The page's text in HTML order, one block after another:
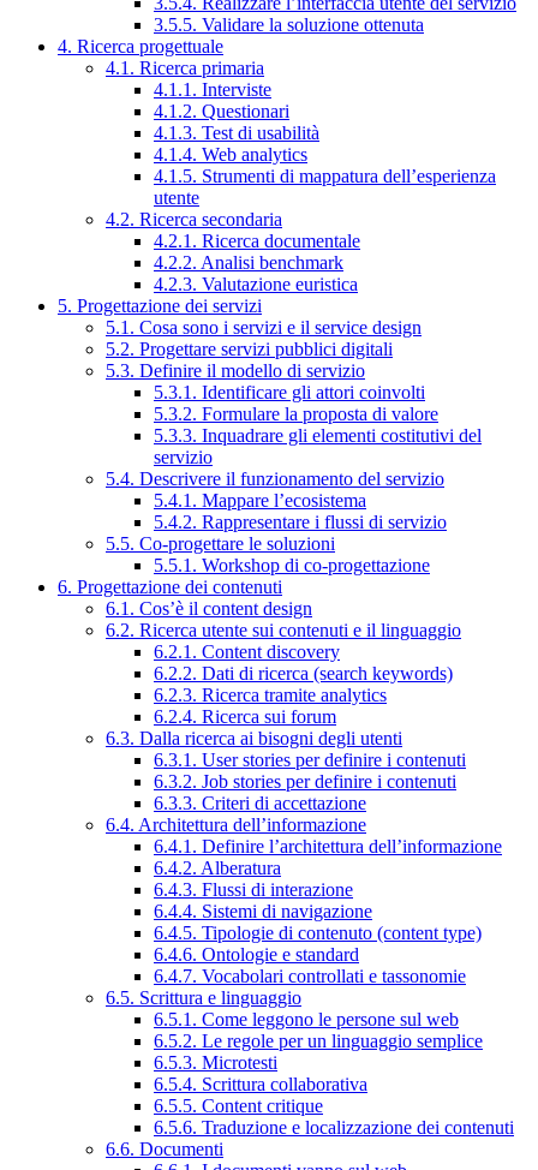
3.5.5. Validare la soluzione ottenuta
4. Ricerca progettuale
4.1. Ricerca primaria
4.1.1. Interviste
4.1.2. Questionari
4.1.3. Test di usabilità
4.1.4. Web analytics
4.1.5. Strumenti di mappatura dell’esperienza
utente
4.2. Ricerca secondaria
4.2.1. Ricerca documentale
4.2.2. Analisi benchmark
4.2.3. Valutazione euristica
5. Progettazione dei servizi
5.1. Cosa sono i servizi e il service design
5.2. Progettare servizi pubblici digitali
5.3. Definire il modello di servizio
5.3.1. Identificare gli attori coinvolti
5.3.2. Formulare la proposta di valore
5.3.3. Inquadrare gli elementi costitutivi del
servizio
5.4. Descrivere il funzionamento del servizio
5.4.1. Mappare l’ecosistema
5.4.2. Rappresentare i flussi di servizio
5.5. Co-progettare le soluzioni
5.5.1. Workshop di co-progettazione
6. Progettazione dei contenuti
6.1. Cos’è il content design
6.2. Ricerca utente sui contenuti e il linguaggio
6.2.1. Content discovery
6.2.2. Dati di ricerca (search keywords)
6.2.3. Ricerca tramite analytics
6.2.4. Ricerca sui forum
6.3. Dalla ricerca ai bisogni degli utenti
6.3.1. User stories per definire i contenuti
6.3.2. Job stories per definire i contenuti
6.3.3. Criteri di accettazione
6.4. Architettura dell’informazione
6.4.1. Definire l’architettura dell’informazione
6.4.2. Alberatura
6.4.3. Flussi di interazione
6.4.4. Sistemi di navigazione
6.4.5. Tipologie di contenuto (content type)
6.4.6. Ontologie e standard
6.4.7. Vocabolari controllati e tassonomie
6.5. Scrittura e linguaggio
6.5.1. Come leggono le persone sul web
6.5.2. Le regole per un linguaggio semplice
6.5.3. Microtesti
6.5.4. Scrittura collaborativa
6.5.5. Content critique
6.5.6. Traduzione e localizzazione dei contenuti
6.6. Documenti